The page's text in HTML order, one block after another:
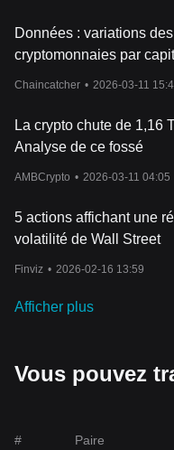
Données : variations
cryptomonnaies par
Chaincatcher • 2026-03-11
La crypto chute de 1,16
Analyse de ce fossé
AMBCrypto • 2026-03-11 04:05
5 actions affichant une
volatilité de Wall Street
Finviz • 2026-02-16 13:59
Afficher plus
Vous pouvez
# Paire